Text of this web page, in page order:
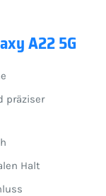
A22 5G
präziser
Halt